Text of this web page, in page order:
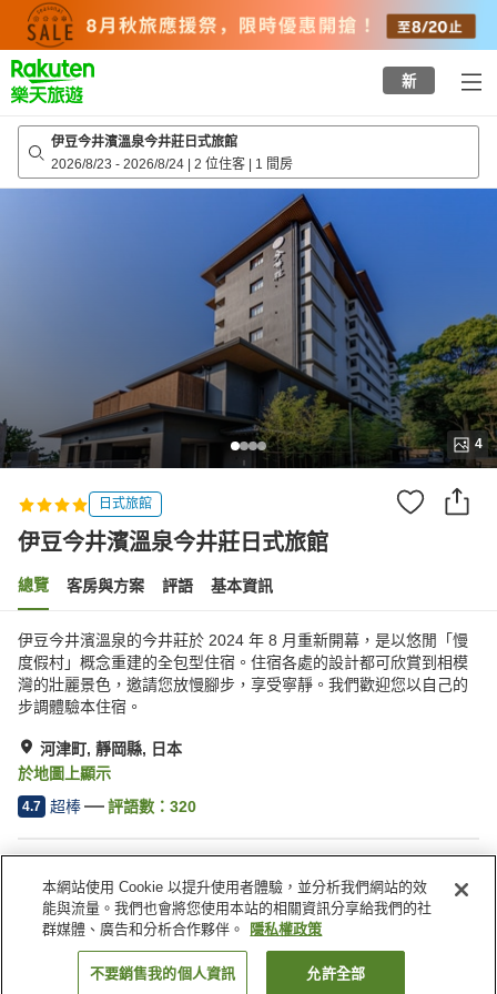
top
page
新
伊豆今井濱溫泉今井莊日式旅館
2026/8/23 - 2026/8/24 | 2 位住客 | 1 間房
4
日式旅館
伊豆今井濱溫泉今井莊日式旅館
總覽 客房與方案 評語 基本資訊
伊豆今井濱溫泉的今井莊於 2024 年 8 月重新開幕，是以悠閒「慢
度假村」概念重建的全包型住宿。住宿各處的設計都可欣賞到相模
灣的壯麗景色，邀請您放慢腳步，享受寧靜。我們歡迎您以自己的
步調體驗本住宿。
河津町, 靜岡縣, 日本
於地圖上顯示
4.7 超棒 評語數： 320
無線網路
距離車站約步行 5 分鐘內
三溫暖
Spa／美容沙龍
日本 靜岡縣 河津町 伊豆今井濱溫泉今井莊日式旅館
找客房
本網站使用 Cookie 以提升使用者體驗，並分析我們網站的效
能與流量。我們也會將您使用本站的相關資訊分享給我們的社
群媒體、廣告和分析合作夥伴。
隱私權政策
不要銷售我的個人資訊 允許全部